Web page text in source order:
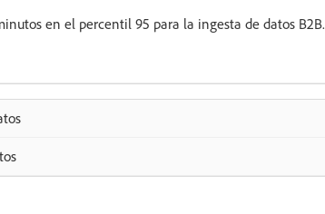
en el percentil 95 para la ingesta de datos B2B.